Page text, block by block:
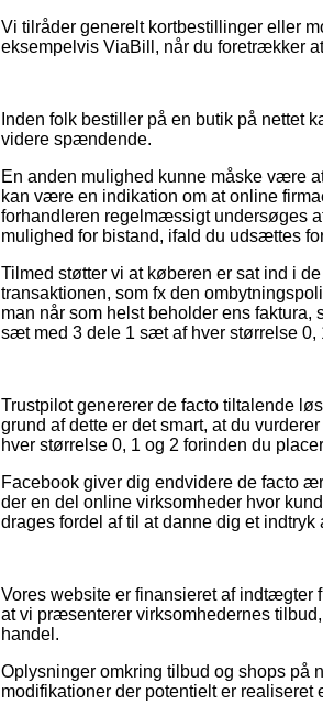
Vi tilråder generelt kortbestillinger eller
eksempelvis ViaBill, når du foretrækker
Inden folk bestiller på en butik på nettet
videre spændende.
En anden mulighed kunne måske være
kan være en indikation om at online
forhandleren regelmæssigt undersøges
mulighed for bistand, ifald du udsættes
Tilmed støtter vi at køberen er sat ind i
transaktionen, som fx den
man når som helst beholder ens
sæt med 3 dele 1 sæt af hver størrelse 0,
Trustpilot genererer de facto tiltalende
grund af dette er det smart, at du
hver størrelse 0, 1 og 2 forinden du
Facebook giver dig endvidere de facto
der en del online virksomheder hvor
drages fordel af til at danne dig et
Vores website er finansieret af indtægter
at vi præsenterer virksomhedernes
handel.
Oplysninger omkring tilbud og shops på
modifikationer der potentielt er realiseret